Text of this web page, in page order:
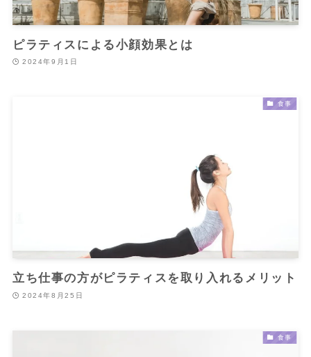
ピラティスによる小顔効果とは
2024年9月1日
食事
立ち仕事の方がピラティスを取り入れるメリット
2024年8月25日
食事